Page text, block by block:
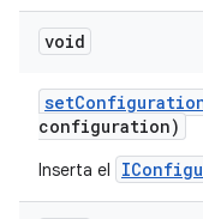
void
set
configuration)
Inserta el